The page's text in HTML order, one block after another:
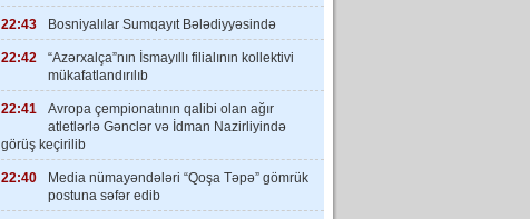
22:43 Bosniyalılar Sumqayıt Bələdiyyəsində
22:42
“Azərxalça”nın İsmayıllı filialının kollektivi
mükafatlandırılıb
22:41
Avropa çempionatının qalibi olan ağır
atletlərlə Gənclər və İdman Nazirliyində
görüş keçirilib
22:40
Media nümayəndələri “Qoşa Təpə” gömrük
postuna səfər edib